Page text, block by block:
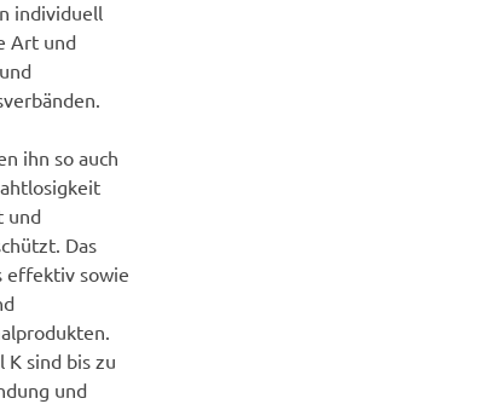
individuell
Art und
ihn so auch
und
Das
effektiv sowie
K sind bis zu
und